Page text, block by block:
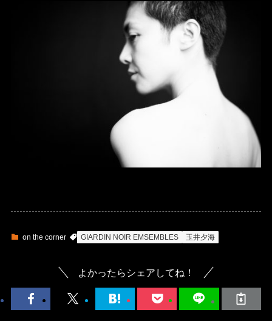
on the corner GIARDIN NOIR EMSEMBLES 玉井夕海
よかったらシェアしてね！